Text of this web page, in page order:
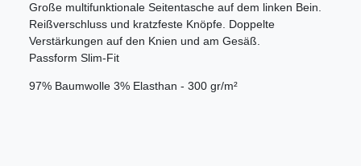
Große multifunktionale Seitentasche auf dem linken Bein.
Reißverschluss und kratzfeste Knöpfe. Doppelte
Verstärkungen auf den Knien und am Gesäß.
Passform Slim-Fit
97% Baumwolle 3% Elasthan - 300 gr/m²